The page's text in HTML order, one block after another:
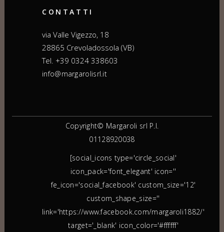
CONTATTI
via Valle Vigezzo, 18
28865 Crevoladossola (VB)
Tel. +39 0324 338603
info@margarolisrl.it
Copyright© Margaroli srl P.I.
01128920038
[social_icons type='circle_social'
icon_pack='font_elegant' icon=''
fe_icon='social_facebook' custom_size='12'
custom_shape_size=''
link='https://www.facebook.com/margaroli1882/'
target='_blank' icon_color='#ffffff'